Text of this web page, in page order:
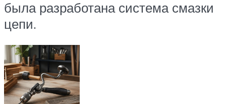
была разработана система смазки
цепи.